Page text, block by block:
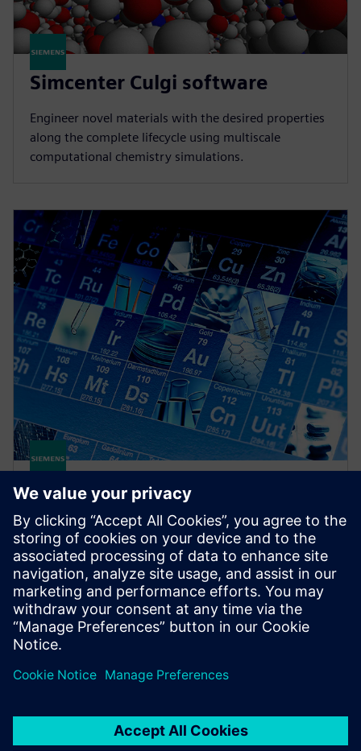
Simcenter Culgi software
Engineer novel materials with the desired properties
along the complete lifecycle using multiscale
computational chemistry simulations.
Simcenter Material Data Center
AI-powered material database for managing the
lifecycle of proprietary material data, simulation-
ready solver cards and driving enterprise material
intelligence.